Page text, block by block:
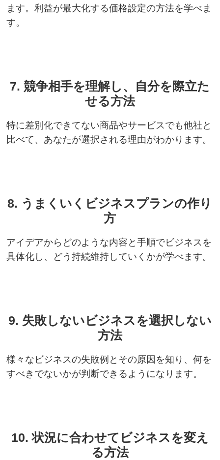
ます。利益が最大化する価格設定の方法を学べま
す。
7. 競争相手を理解し、自分を際立た
せる方法
特に差別化できてない商品やサービスでも他社と
比べて、あなたが選択される理由がわかります。
8. うまくいくビジネスプランの作り
方
アイデアからどのような内容と手順でビジネスを
具体化し、どう持続維持していくかが学べます。
9. 失敗しないビジネスを選択しない
方法
様々なビジネスの失敗例とその原因を知り、何を
すべきでないかが判断できるようになります。
10. 状況に合わせてビジネスを変え
る方法